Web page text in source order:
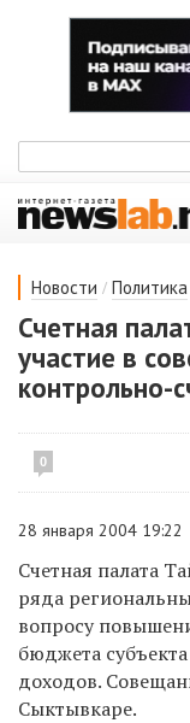
Новости / Политика
Счетная
участие в
контрольно-
0
28 января 2004 19:22
Счетная палата
ряда
вопросу
бюджета
доходов.
Сыктывкаре.